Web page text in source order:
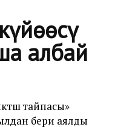
албай
тайпасы»
бери аялды